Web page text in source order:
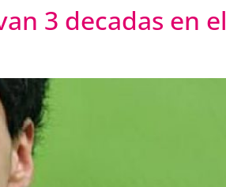
3 decadas en el